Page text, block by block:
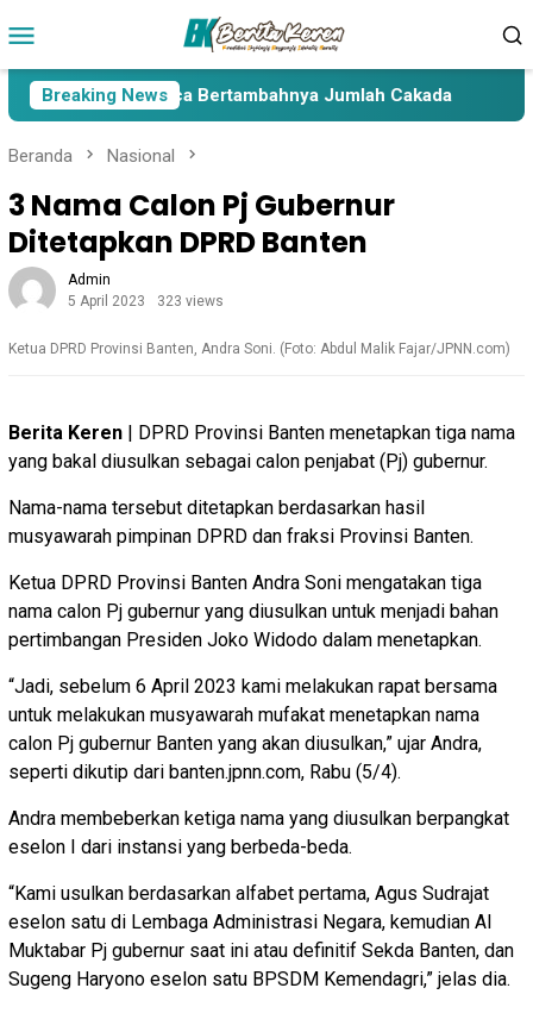
ke
Mobile
Breaking News
Paslon Pasca Bertambahnya Jumlah Cakada
Beranda Nasional
3 Nama Calon Pj Gubernur
Ditetapkan DPRD Banten
Admin
5 April 2023
323 views
Ketua DPRD Provinsi Banten, Andra Soni. (Foto: Abdul Malik Fajar/JPNN.com)
Berita Keren | DPRD Provinsi Banten menetapkan tiga nama
yang bakal diusulkan sebagai calon penjabat (Pj) gubernur.
Nama-nama tersebut ditetapkan berdasarkan hasil
musyawarah pimpinan DPRD dan fraksi Provinsi Banten.
Ketua DPRD Provinsi Banten Andra Soni mengatakan tiga
nama calon Pj gubernur yang diusulkan untuk menjadi bahan
pertimbangan Presiden Joko Widodo dalam menetapkan.
“Jadi, sebelum 6 April 2023 kami melakukan rapat bersama
untuk melakukan musyawarah mufakat menetapkan nama
calon Pj gubernur Banten yang akan diusulkan,” ujar Andra,
seperti dikutip dari banten.jpnn.com, Rabu (5/4).
Andra membeberkan ketiga nama yang diusulkan berpangkat
eselon I dari instansi yang berbeda-beda.
“Kami usulkan berdasarkan alfabet pertama, Agus Sudrajat
eselon satu di Lembaga Administrasi Negara, kemudian Al
Muktabar Pj gubernur saat ini atau definitif Sekda Banten, dan
Sugeng Haryono eselon satu BPSDM Kemendagri,” jelas dia.